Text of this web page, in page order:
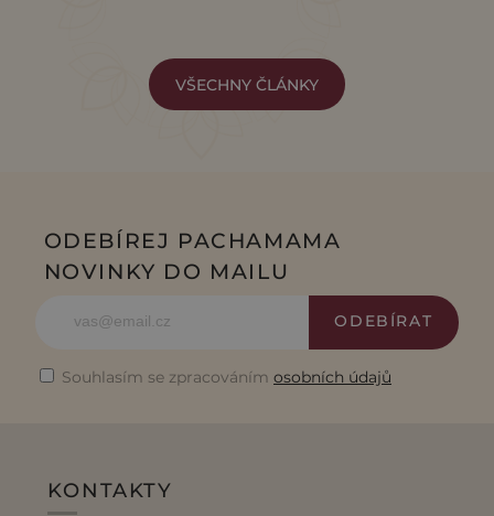
VŠECHNY ČLÁNKY
ODEBÍREJ PACHAMAMA
NOVINKY DO MAILU
ODEBÍRAT
Souhlasím se zpracováním osobních údajů
KONTAKTY